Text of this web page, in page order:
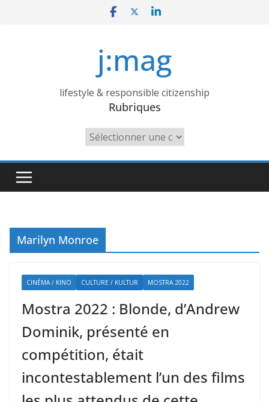
j:mag
lifestyle & responsible citizenship
Rubriques
Rubriques
Marilyn Monroe
CINÉMA / KINO CULTURE / KULTUR MOSTRA 2022
Mostra 2022 : Blonde, d’Andrew
Dominik, présenté en
compétition, était
incontestablement l’un des films